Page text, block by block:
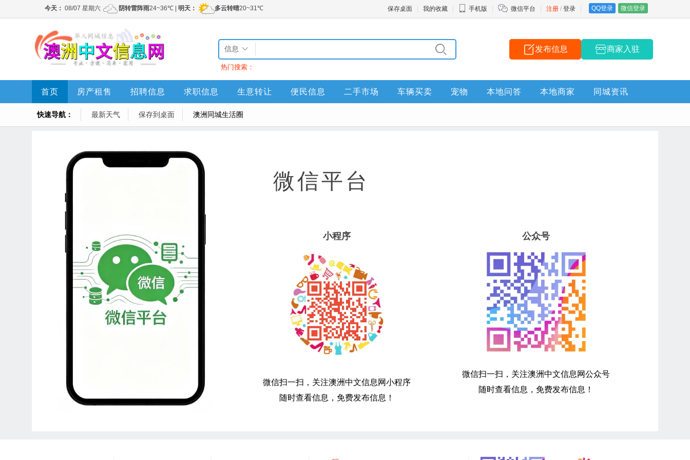
注册 / 登录 QQ登录 微信登录
保存桌面 我的收藏 手机版 微信平台
信息
热门搜索：
发布信息 商家入驻
首页 房产租售 招聘信息 求职信息 生意转让 便民信息 二手市场 车辆买卖 宠物 本地问答 本地商家 同城资讯
快速导航： 最新天气 保存到桌面 澳洲同城生活圈
微信平台
小程序
微信扫一扫，关注澳洲中文信息网小程序
随时查看信息，免费发布信息！
公众号
微信扫一扫，关注澳洲中文信息网公众号
随时查看信息，免费发布信息！